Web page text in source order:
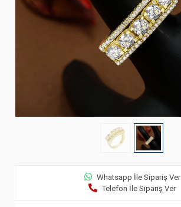
Whatsapp İle Sipariş Ver
Telefon İle Sipariş Ver